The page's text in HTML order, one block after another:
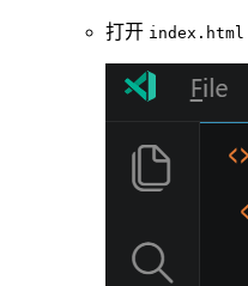
打开 index.html